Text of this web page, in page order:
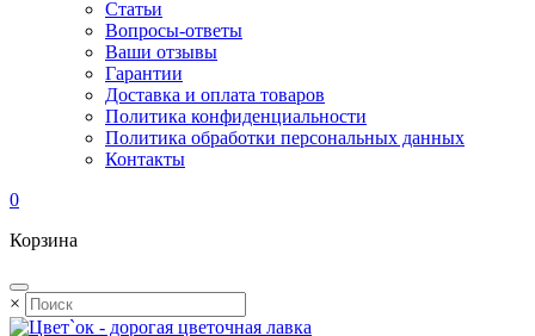
Статьи
Вопросы-ответы
Ваши отзывы
Гарантии
Доставка и оплата товаров
Политика конфиденциальности
Политика обработки персональных данных
Контакты
0
Корзина
×